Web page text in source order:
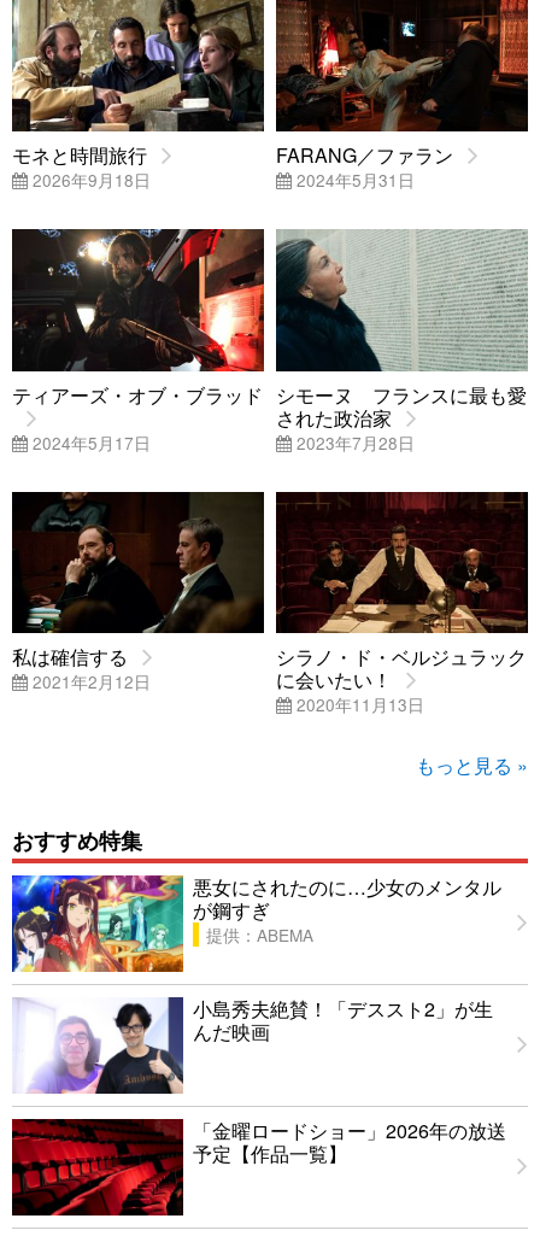
モネと時間旅行
2026年9月18日
FARANG／ファラン
2024年5月31日
ティアーズ・オブ・ブラッド
2024年5月17日
シモーヌ フランスに最も愛
された政治家
2023年7月28日
私は確信する
2021年2月12日
シラノ・ド・ベルジュラック
に会いたい！
2020年11月13日
もっと見る »
おすすめ特集
悪女にされたのに…少女のメンタル
が鋼すぎ
提供：ABEMA
小島秀夫絶賛！「デススト2」が生
んだ映画
「金曜ロードショー」2026年の放送
予定【作品一覧】